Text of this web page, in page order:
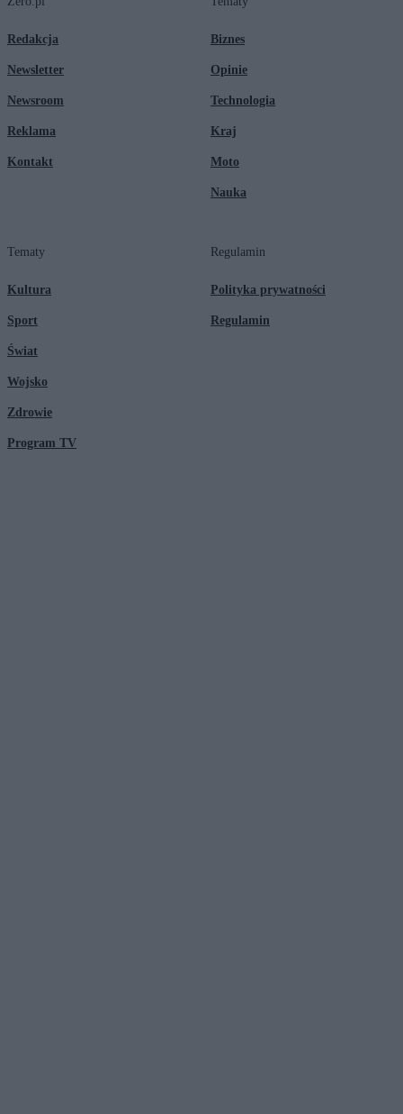
Redakcja
Newsletter
Newsroom
Reklama
Kontakt
Biznes
Opinie
Technologia
Kraj
Moto
Nauka
Tematy
Kultura
Sport
Świat
Wojsko
Zdrowie
Program TV
Regulamin
Polityka prywatności
Regulamin